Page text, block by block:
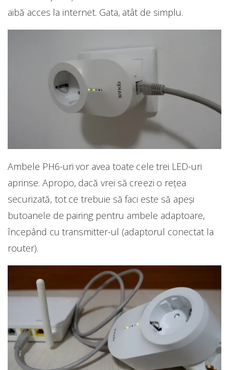
aibă acces la internet. Gata, atât de simplu.
Ambele PH6-uri vor avea toate cele trei LED-uri
aprinse. Apropo, dacă vrei să creezi o rețea
securizată, tot ce trebuie să faci este să apeși
butoanele de pairing pentru ambele adaptoare,
începând cu transmitter-ul (adaptorul conectat la
router).